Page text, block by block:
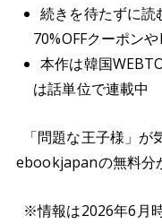
続きを待たずに
70%OFFクーポン
本作は韓国
は話単位で連載中
「問題な王子様」
ebookjapanの無料分
※情報は2026年6月